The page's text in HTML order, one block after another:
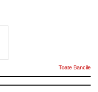
Toate Bancile